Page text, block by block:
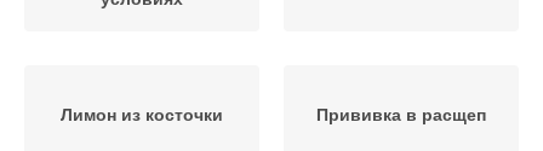
Лимон из косточки Прививка в расщеп